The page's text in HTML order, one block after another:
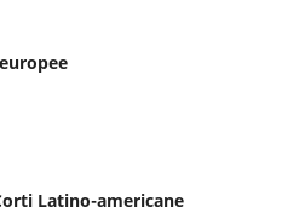
Latino-americane